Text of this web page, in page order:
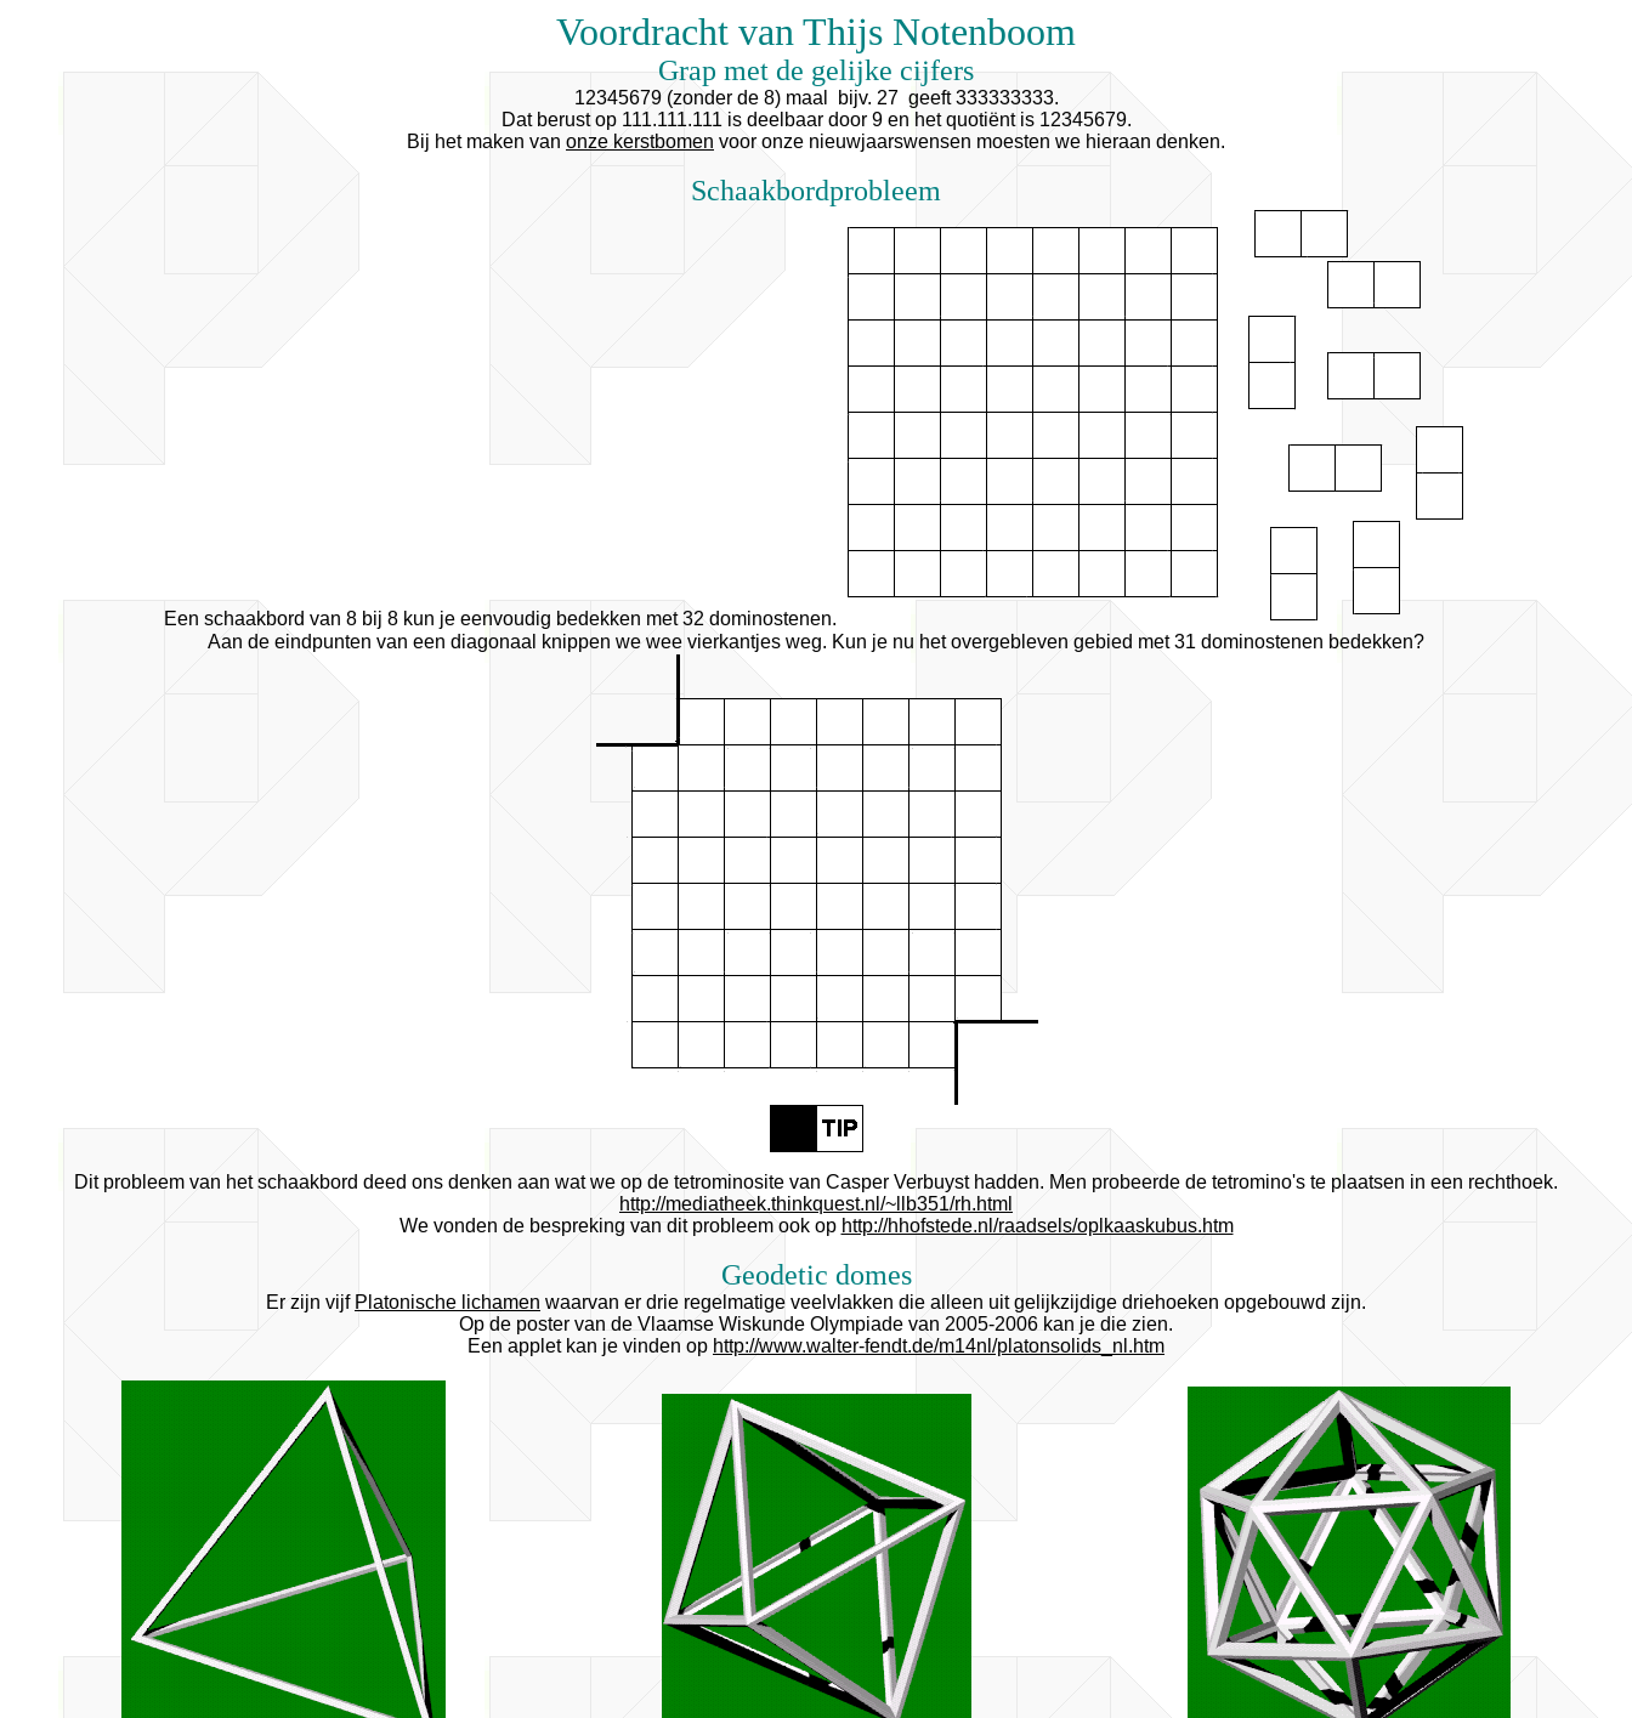
Voordracht van Thijs Notenboom
Grap met de gelijke cijfers
12345679 (zonder de 8) maal bijv. 27 geeft 333333333.
Dat berust op 111.111.111 is deelbaar door 9 en het quotiënt is 12345679.
Bij het maken van onze kerstbomen voor onze nieuwjaarswensen moesten we hieraan denken.
Schaakbordprobleem
Een schaakbord van 8 bij 8 kun je eenvoudig bedekken met 32 dominostenen.
Aan de eindpunten van een diagonaal knippen we wee vierkantjes weg. Kun je nu het overgebleven gebied met 31 dominostenen bedekken?
Dit probleem van het schaakbord deed ons denken aan wat we op de tetrominosite van Casper Verbuyst hadden. Men probeerde de tetromino's te plaatsen in een rechthoek.
http://mediatheek.thinkquest.nl/~llb351/rh.html
We vonden de bespreking van dit probleem ook op http://hhofstede.nl/raadsels/oplkaaskubus.htm
Geodetic domes
Er zijn vijf Platonische lichamen waarvan er drie regelmatige veelvlakken die alleen uit gelijkzijdige driehoeken opgebouwd zijn.
Op de poster van de Vlaamse Wiskunde Olympiade van 2005-2006 kan je die zien.
Een applet kan je vinden op http://www.walter-fendt.de/m14nl/platonsolids_nl.htm